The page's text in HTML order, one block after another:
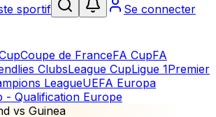
sportif Se connecter
Coupe de FranceFA CupFA
ClubsLeague CupLigue 1Premier
LeagueUEFA Europa
- Qualification Europe